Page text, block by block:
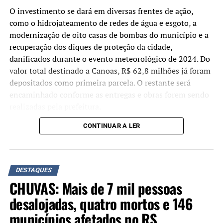
Demais condenações
Braga Netto: 26 anos– Seguindo o voto do relator
Alexandre de Moraes, a maioria da Primeira Turma do
STF determinou pena de 26 anos, inicialmente em
reclusão, para o general Walter Braga Netto.
Anderson Torres: 24 anos –
Anderson Torres.
Almir Garnier: 24 anos –Seguindo voto do relator
Alexandre de Moraes, a maioria da Primeira Turma
Garnier, ex-comandante da Marinha. Foi determinado 21
anos e 6 meses de reclusão e 2 anos e 6 meses de
detenção.
Augusto Heleno: 21 anos –Seguindo o voto do relator
O investimento se dará em diversas frentes de ação,
como o hidrojateamento de redes de água e esgoto, a
modernização de oito casas de bombas do município e a
recuperação dos diques de proteção da cidade,
danificados durante o evento meteorológico de 2024. Do
valor total destinado a Canoas, R$ 62,8 milhões já foram
depositados como primeira parcela. O restante será
encaminhado conforme as entregas e obras forem sendo
“Não estamos apenas
assinando um convênio,
mas efetivamente
depositando os recursos.
Hoje, o Estado já transferiu
R$ 62,8 milhões à conta do
CONTINUAR A LER
DESTAQUES
CHUVAS: Mais de 7 mil pessoas
desalojadas, quatro mortos e 146